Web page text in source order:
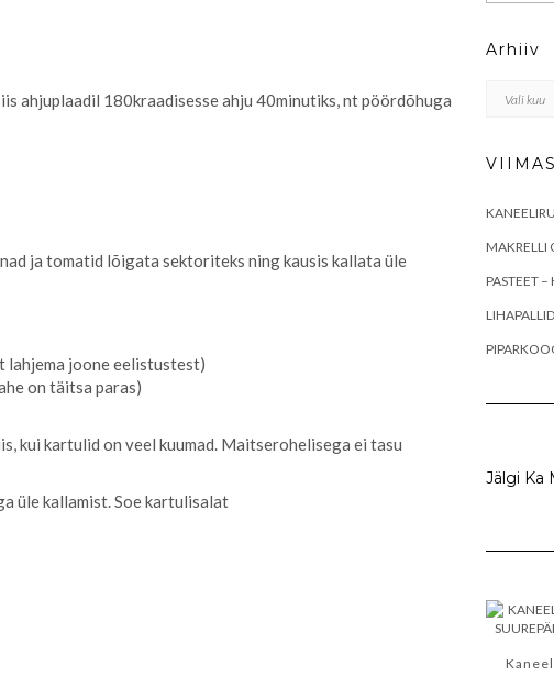
ahjuplaadil 180kraadisesse ahju 40minutiks, nt pöördõhuga
ja tomatid lõigata sektoriteks ning kausis kallata üle
lahjema joone eelistustest)
on täitsa paras)
kui kartulid on veel kuumad. Maitserohelisega ei tasu
Arhiiv
Arhiiv
MAKRELLI
PASTEET
Jälgi Ka